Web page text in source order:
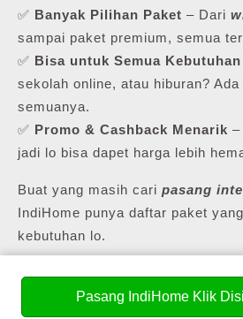
✅ Banyak Pilihan Paket – Dari
sampai paket premium, semua
✅ Bisa untuk Semua Kebutuhan
sekolah online, atau hiburan?
semuanya.
✅ Promo & Cashback Menarik –
jadi lo bisa dapet harga lebih
Buat yang masih cari pasang
IndiHome punya daftar paket
kebutuhan lo.
💰 Daftar Harga Paket
Pasang IndiHome Klik